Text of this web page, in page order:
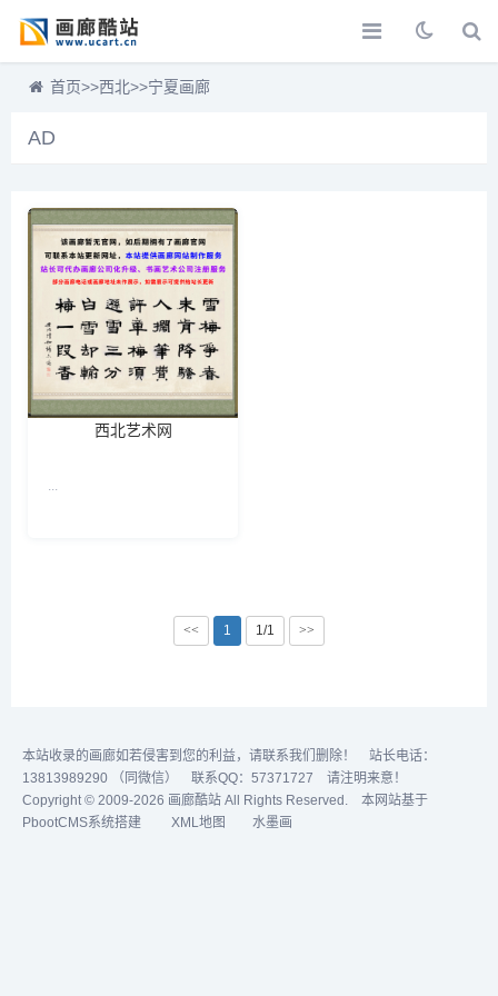
首页>>西北>>宁夏画廊
AD
西北艺术网
...
<< 1 1/1 >>
本站收录的画廊如若侵害到您的利益，请联系我们删除！ 站长电话：
13813989290 （同微信） 联系QQ：57371727 请注明来意！
Copyright © 2009-2026 画廊酷站 All Rights Reserved. 本网站基于
PbootCMS系统搭建
XML地图 水墨画